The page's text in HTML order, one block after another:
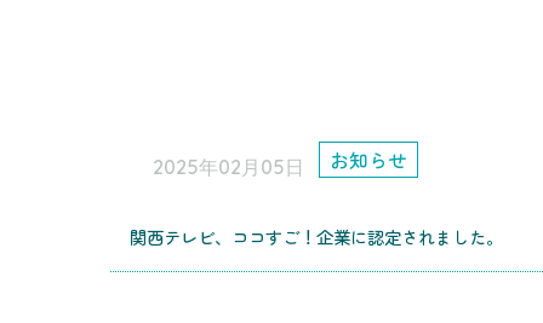
2025年02月05日 お知らせ
関西テレビ、ココすご！企業に認定されました。